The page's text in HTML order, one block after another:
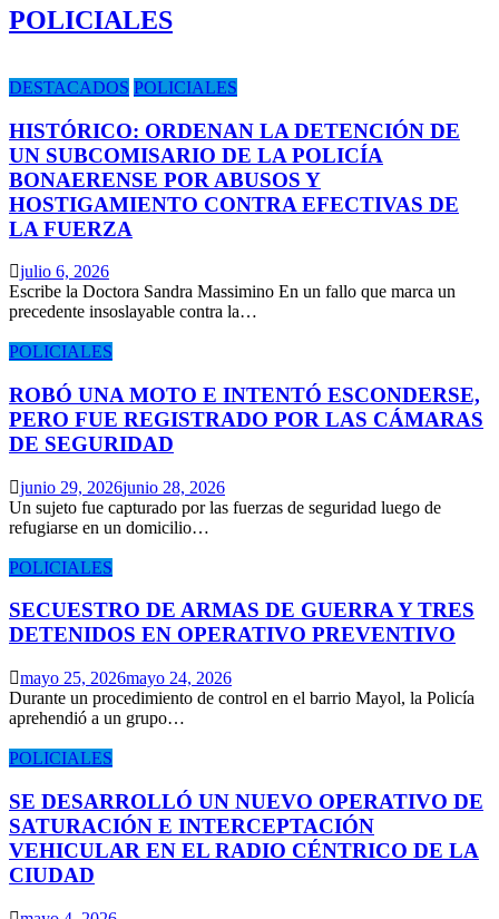
POLICIALES
DESTACADOS POLICIALES
HISTÓRICO: ORDENAN LA DETENCIÓN DE
UN SUBCOMISARIO DE LA POLICÍA
BONAERENSE POR ABUSOS Y
HOSTIGAMIENTO CONTRA EFECTIVAS DE
LA FUERZA
julio 6, 2026
Escribe la Doctora Sandra Massimino En un fallo que marca un
precedente insoslayable contra la…
POLICIALES
ROBÓ UNA MOTO E INTENTÓ ESCONDERSE,
PERO FUE REGISTRADO POR LAS CÁMARAS
DE SEGURIDAD
junio 29, 2026junio 28, 2026
Un sujeto fue capturado por las fuerzas de seguridad luego de
refugiarse en un domicilio…
POLICIALES
SECUESTRO DE ARMAS DE GUERRA Y TRES
DETENIDOS EN OPERATIVO PREVENTIVO
mayo 25, 2026mayo 24, 2026
Durante un procedimiento de control en el barrio Mayol, la Policía
aprehendió a un grupo…
POLICIALES
SE DESARROLLÓ UN NUEVO OPERATIVO DE
SATURACIÓN E INTERCEPTACIÓN
VEHICULAR EN EL RADIO CÉNTRICO DE LA
CIUDAD